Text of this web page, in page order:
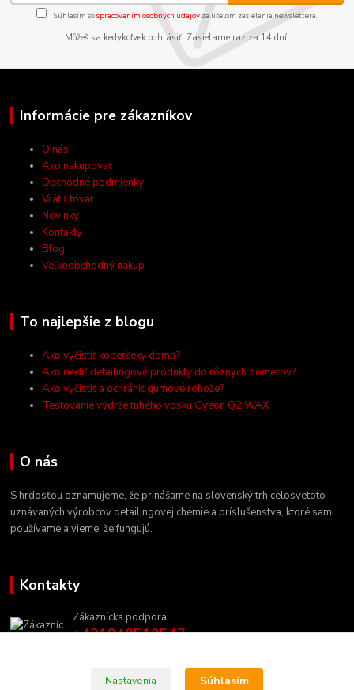
Súhlasím sospracovaním osobných údajov za účelom zasielania newslettera.
Môžeš sa kedykoľvek odhlásiť. Zasielame raz za 14 dní.
Informácie pre zákazníkov
O nás
Ako nakupovať
Obchodné podmienky
Vrátiť tovar
Novinky
Kontakty
Blog
Veľkoobchodný nákup
To najlepšie z blogu
Ako vyčistiť koberčeky doma?
Ako riediť detailingové produkty do rôznych pomerov?
Ako vyčistiť a ochrániť gumové rohože?
Testovanie výdrže tuhého vosku Gyeon Q2 WAX
O nás
S hrdosťou oznamujeme, že prinášame na slovenský trh celosvetoto
uznávaných výrobcov detailingovej chémie a príslušenstva, ktoré sami
používame a vieme, že fungujú.
Kontakty
Zákaznícka podpora
+421940510547
info@prodetailshop.sk
Nastavenia Súhlasím